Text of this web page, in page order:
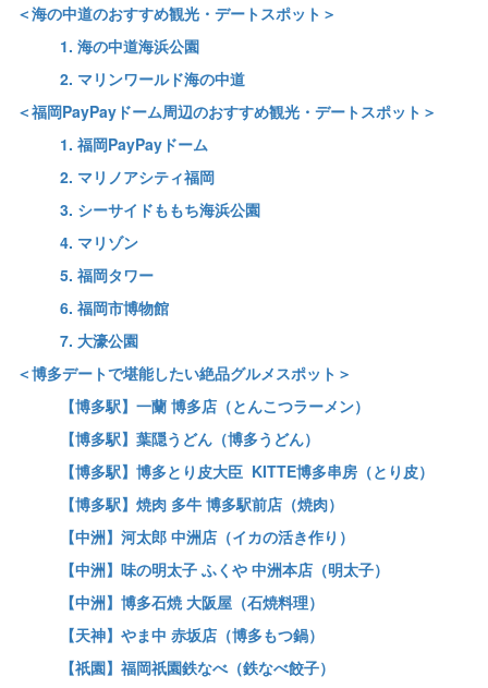
＜海の中道のおすすめ観光・デートスポット＞
1. 海の中道海浜公園
2. マリンワールド海の中道
＜福岡PayPayドーム周辺のおすすめ観光・デートスポット＞
1. 福岡PayPayドーム
2. マリノアシティ福岡
3. シーサイドももち海浜公園
4. マリゾン
5. 福岡タワー
6. 福岡市博物館
7. 大濠公園
＜博多デートで堪能したい絶品グルメスポット＞
【博多駅】一蘭 博多店（とんこつラーメン）
【博多駅】葉隠うどん（博多うどん）
【博多駅】博多とり皮大臣 KITTE博多串房（とり皮）
【博多駅】焼肉 多牛 博多駅前店（焼肉）
【中洲】河太郎 中洲店（イカの活き作り）
【中洲】味の明太子 ふくや 中洲本店（明太子）
【中洲】博多石焼 大阪屋（石焼料理）
【天神】やま中 赤坂店（博多もつ鍋）
【祇園】福岡祇園鉄なべ（鉄なべ餃子）